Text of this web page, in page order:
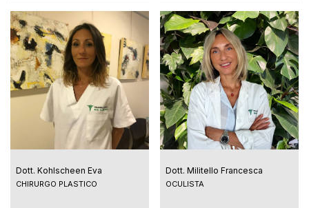
Dott. Kohlscheen Eva
CHIRURGO PLASTICO
Dott. Militello Francesca
OCULISTA